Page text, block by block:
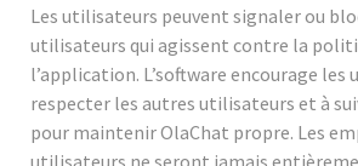
Les utilisateurs peuvent signaler ou
utilisateurs qui agissent contre la
l’application. L’software encourage les
respecter les autres utilisateurs et à
pour maintenir OlaChat propre. Les
utilisateurs ne seront jamais